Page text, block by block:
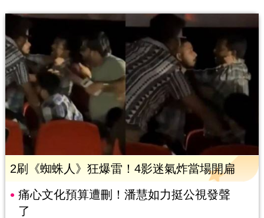
2刷《蜘蛛人》狂爆雷！4影迷氣炸當場開扁
痛心文化預算遭刪！潘慧如力挺公視發聲
了